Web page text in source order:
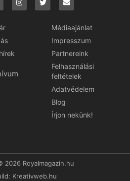
Médiaajánlat
Impresszum
Partnereink
Felhasználási
feltételek
Adatvédelem
Blog
Írjon nekünk!
2026 Royalmagazin.hu
Kreativweb.hu